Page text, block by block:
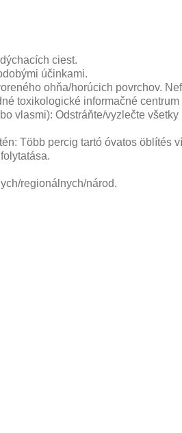
ciest.
účinkami.
ohňa/horúcich povrchov.
toxikologické informačné
vlasmi): Odstráňte/vyzlečte
Több percig tartó óvatos öblítés
regionálnych/národ.